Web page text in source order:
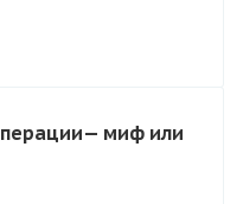
миф или